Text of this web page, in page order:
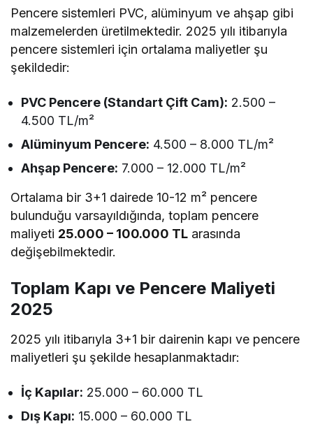
Pencere sistemleri PVC, alüminyum ve ahşap gibi
malzemelerden üretilmektedir. 2025 yılı itibarıyla
pencere sistemleri için ortalama maliyetler şu
şekildedir:
PVC Pencere (Standart Çift Cam): 2.500 –
4.500 TL/m²
Alüminyum Pencere: 4.500 – 8.000 TL/m²
Ahşap Pencere: 7.000 – 12.000 TL/m²
Ortalama bir 3+1 dairede 10-12 m² pencere
bulunduğu varsayıldığında, toplam pencere
maliyeti 25.000 – 100.000 TL arasında
değişebilmektedir.
Toplam Kapı ve Pencere Maliyeti
2025
2025 yılı itibarıyla 3+1 bir dairenin kapı ve pencere
maliyetleri şu şekilde hesaplanmaktadır:
İç Kapılar: 25.000 – 60.000 TL
Dış Kapı: 15.000 – 60.000 TL